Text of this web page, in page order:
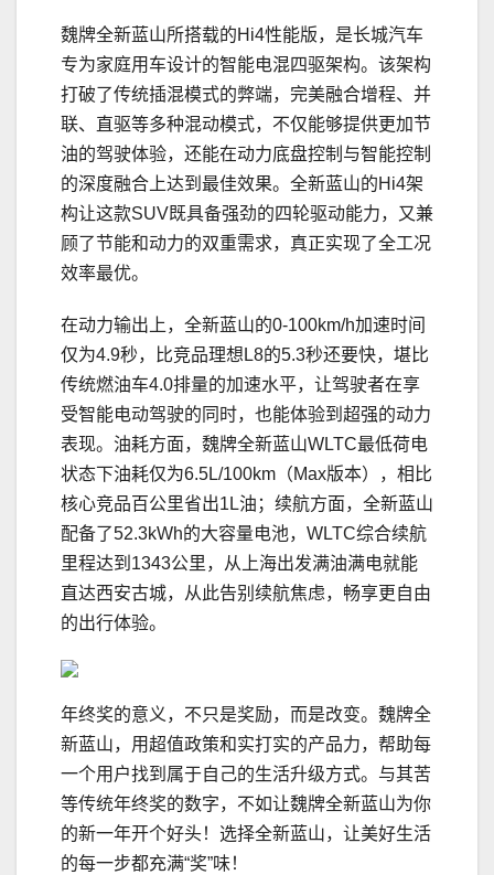
魏牌全新蓝山所搭载的Hi4性能版，是长城汽车
专为家庭用车设计的智能电混四驱架构。该架构
打破了传统插混模式的弊端，完美融合增程、并
联、直驱等多种混动模式，不仅能够提供更加节
油的驾驶体验，还能在动力底盘控制与智能控制
的深度融合上达到最佳效果。全新蓝山的Hi4架
构让这款SUV既具备强劲的四轮驱动能力，又兼
顾了节能和动力的双重需求，真正实现了全工况
效率最优。
在动力输出上，全新蓝山的0-100km/h加速时间
仅为4.9秒，比竞品理想L8的5.3秒还要快，堪比
传统燃油车4.0排量的加速水平，让驾驶者在享
受智能电动驾驶的同时，也能体验到超强的动力
表现。油耗方面，魏牌全新蓝山WLTC最低荷电
状态下油耗仅为6.5L/100km（Max版本），相比
核心竞品百公里省出1L油；续航方面，全新蓝山
配备了52.3kWh的大容量电池，WLTC综合续航
里程达到1343公里，从上海出发满油满电就能
直达西安古城，从此告别续航焦虑，畅享更自由
的出行体验。
年终奖的意义，不只是奖励，而是改变。魏牌全
新蓝山，用超值政策和实打实的产品力，帮助每
一个用户找到属于自己的生活升级方式。与其苦
等传统年终奖的数字，不如让魏牌全新蓝山为你
的新一年开个好头！选择全新蓝山，让美好生活
的每一步都充满“奖”味！